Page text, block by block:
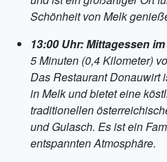
Schönheit von Melk
13:00 Uhr: Mittagessen
5 Minuten (0,4 Kilometer)
Das Restaurant Donauwirt
in Melk und bietet eine
traditionellen
und Gulasch. Es ist ein
entspannten Atmosphäre.